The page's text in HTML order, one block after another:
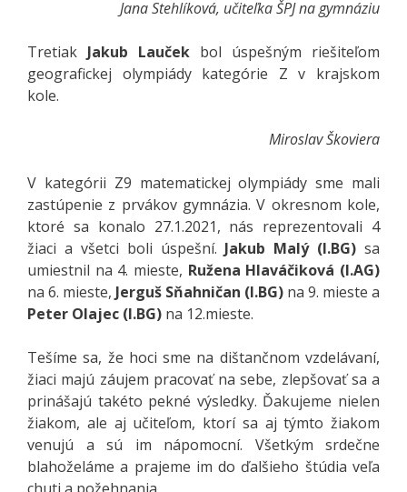
Jana Stehlíková, učiteľka ŠPJ na gymnáziu
Tretiak Jakub Lauček bol úspešným riešiteľom
geografickej olympiády kategórie Z v krajskom
kole.
Miroslav Škoviera
V kategórii Z9 matematickej olympiády sme mali
zastúpenie z prvákov gymnázia. V okresnom kole,
ktoré sa konalo 27.1.2021, nás reprezentovali 4
žiaci a všetci boli úspešní. Jakub Malý (I.BG) sa
umiestnil na 4. mieste, Ružena Hlaváčiková (I.AG)
na 6. mieste, Jerguš Sňahničan (I.BG) na 9. mieste a
Peter Olajec (I.BG) na 12.mieste.
Tešíme sa, že hoci sme na dištančnom vzdelávaní,
žiaci majú záujem pracovať na sebe, zlepšovať sa a
prinášajú takéto pekné výsledky. Ďakujeme nielen
žiakom, ale aj učiteľom, ktorí sa aj týmto žiakom
venujú a sú im nápomocní. Všetkým srdečne
blahoželáme a prajeme im do ďalšieho štúdia veľa